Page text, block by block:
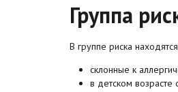
Группа
В группе риска
склонные к
в детском